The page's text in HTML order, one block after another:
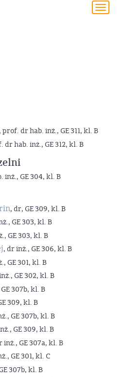
, prof. dr hab. inż., GE 311, kl. B
dr hab. inż., GE 312, kl. B
inż., GE 304, kl. B
, dr, GE 309, kl. B
GE 303, kl. B
GE 303, kl. B
, dr inż., GE 306, kl. B
GE 301, kl. B
GE 302, kl. B
307b, kl. B
309, kl. B
GE 307b, kl. B
GE 309, kl. B
inż., GE 307a, kl. B
GE 301, kl. C
307b, kl. B